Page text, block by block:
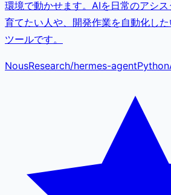
環境で動かせます。AIを日常のアシ
育てたい人や、開発作業を自動化し
ツールです。
NousResearch/hermes-agentPython